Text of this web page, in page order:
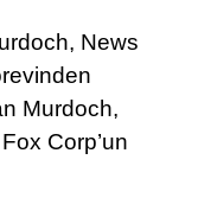
News
Murdoch,
Corp’un